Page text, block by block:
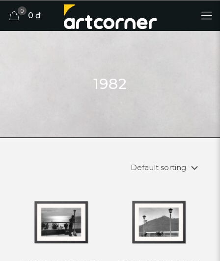
0 0 ₫
1982